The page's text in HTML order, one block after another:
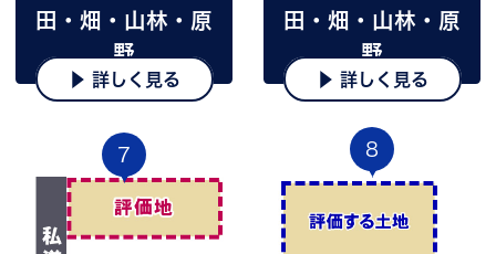
田・畑・山林・原
野
▶ 詳しく見る
田・畑・山林・原
野
▶ 詳しく見る
7 8